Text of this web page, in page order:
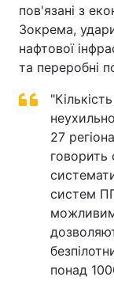
пов'язані з
Зокрема,
нафтової
та переробні
27
говорить
систем
понад